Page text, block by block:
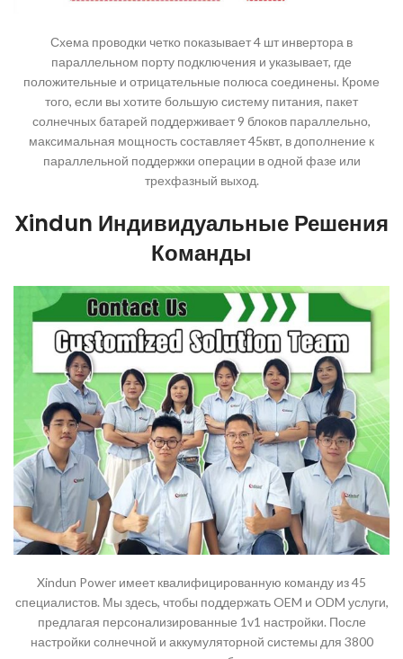
Схема проводки четко показывает 4 шт инвертора в
параллельном порту подключения и указывает, где
положительные и отрицательные полюса соединены. Кроме
того, если вы хотите большую систему питания, пакет
солнечных батарей поддерживает 9 блоков параллельно,
максимальная мощность составляет 45квт, в дополнение к
параллельной поддержки операции в одной фазе или
трехфазный выход.
Xindun Индивидуальные Решения
Команды
Xindun Power имеет квалифицированную команду из 45
специалистов. Мы здесь, чтобы поддержать OEM и ODM услуги,
предлагая персонализированные 1v1 настройки. После
настройки солнечной и аккумуляторной системы для 3800